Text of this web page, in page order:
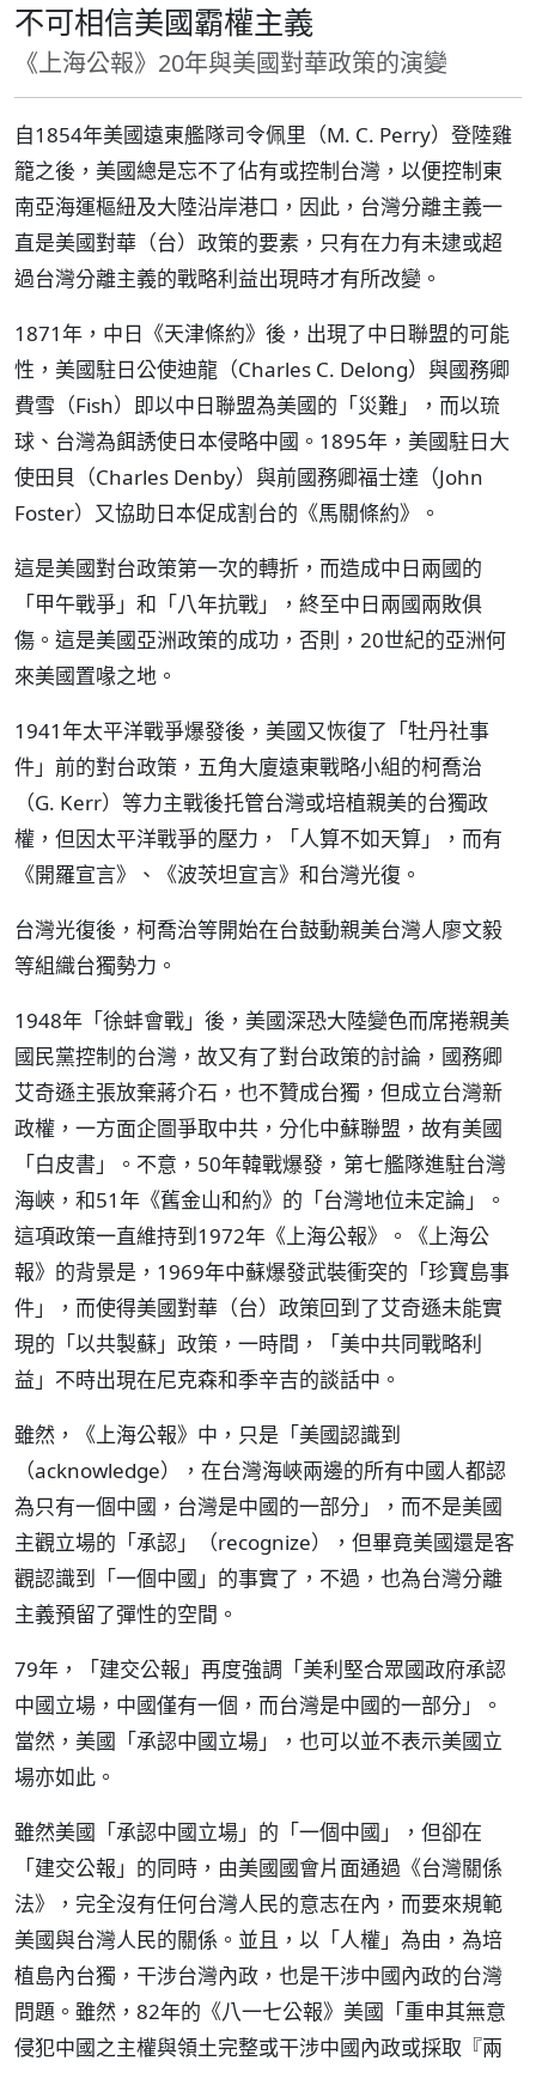
不可相信美國霸權主義
《上海公報》20年與美國對華政策的演變
自1854年美國遠東艦隊司令佩里（M. C. Perry）登陸雞
籠之後，美國總是忘不了佔有或控制台灣，以便控制東
南亞海運樞紐及大陸沿岸港口，因此，台灣分離主義一
直是美國對華（台）政策的要素，只有在力有未逮或超
過台灣分離主義的戰略利益出現時才有所改變。
1871年，中日《天津條約》後，出現了中日聯盟的可能
性，美國駐日公使迪龍（Charles C. Delong）與國務卿
費雪（Fish）即以中日聯盟為美國的「災難」，而以琉
球、台灣為餌誘使日本侵略中國。1895年，美國駐日大
使田貝（Charles Denby）與前國務卿福士達（John
Foster）又協助日本促成割台的《馬關條約》。
這是美國對台政策第一次的轉折，而造成中日兩國的
「甲午戰爭」和「八年抗戰」，終至中日兩國兩敗俱
傷。這是美國亞洲政策的成功，否則，20世紀的亞洲何
來美國置喙之地。
1941年太平洋戰爭爆發後，美國又恢復了「牡丹社事
件」前的對台政策，五角大廈遠東戰略小組的柯喬治
（G. Kerr）等力主戰後托管台灣或培植親美的台獨政
權，但因太平洋戰爭的壓力，「人算不如天算」，而有
《開羅宣言》、《波茨坦宣言》和台灣光復。
台灣光復後，柯喬治等開始在台鼓動親美台灣人廖文毅
等組織台獨勢力。
1948年「徐蚌會戰」後，美國深恐大陸變色而席捲親美
國民黨控制的台灣，故又有了對台政策的討論，國務卿
艾奇遜主張放棄蔣介石，也不贊成台獨，但成立台灣新
政權，一方面企圖爭取中共，分化中蘇聯盟，故有美國
「白皮書」。不意，50年韓戰爆發，第七艦隊進駐台灣
海峽，和51年《舊金山和約》的「台灣地位未定論」。
這項政策一直維持到1972年《上海公報》。《上海公
報》的背景是，1969年中蘇爆發武裝衝突的「珍寶島事
件」，而使得美國對華（台）政策回到了艾奇遜未能實
現的「以共製蘇」政策，一時間，「美中共同戰略利
益」不時出現在尼克森和季辛吉的談話中。
雖然，《上海公報》中，只是「美國認識到
（acknowledge），在台灣海峽兩邊的所有中國人都認
為只有一個中國，台灣是中國的一部分」，而不是美國
主觀立場的「承認」（recognize），但畢竟美國還是客
觀認識到「一個中國」的事實了，不過，也為台灣分離
主義預留了彈性的空間。
79年，「建交公報」再度強調「美利堅合眾國政府承認
中國立場，中國僅有一個，而台灣是中國的一部分」。
當然，美國「承認中國立場」，也可以並不表示美國立
場亦如此。
雖然美國「承認中國立場」的「一個中國」，但卻在
「建交公報」的同時，由美國國會片面通過《台灣關係
法》，完全沒有任何台灣人民的意志在內，而要來規範
美國與台灣人民的關係。並且，以「人權」為由，為培
植島內台獨，干涉台灣內政，也是干涉中國內政的台灣
問題。雖然，82年的《八一七公報》美國「重申其無意
侵犯中國之主權與領土完整或干涉中國內政或採取『兩